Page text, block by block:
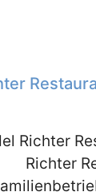
Richter
Richter